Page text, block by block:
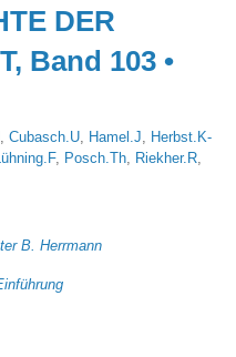
DER
Band 103 •
,Cubasch.U Hamel.J
Herbst.K-
, Posch.Th Riekher.R
B. Herrmann